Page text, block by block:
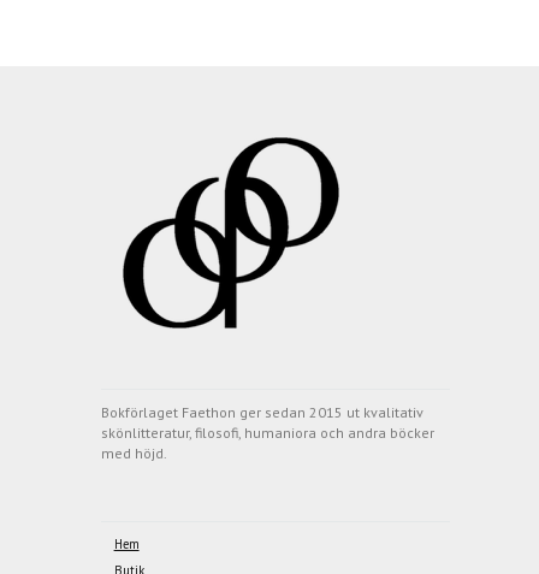
Bokförlaget Faethon ger sedan 2015 ut kvalitativ
skönlitteratur, filosofi, humaniora och andra böcker
med höjd.
Hem
Butik